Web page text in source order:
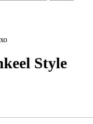
Style